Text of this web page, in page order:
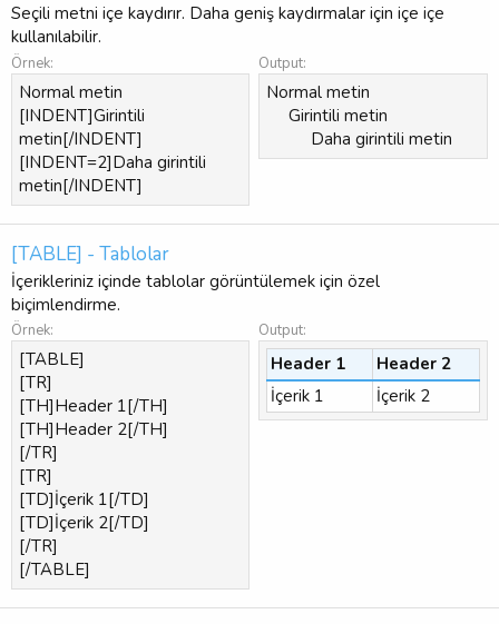
Seçili metni içe kaydırır. Daha geniş kaydırmalar için içe içe
kullanılabilir.
Örnek:
Normal metin
[INDENT]Girintili
metin[/INDENT]
[INDENT=2]Daha girintili
metin[/INDENT]
Output:
Normal metin
Girintili metin​
Daha girintili metin​
[TABLE] - Tablolar
İçerikleriniz içinde tablolar görüntülemek için özel
biçimlendirme.
Örnek:
[TABLE]
[TR]
[TH]Header 1[/TH]
[TH]Header 2[/TH]
[/TR]
[TR]
[TD]İçerik 1[/TD]
[TD]İçerik 2[/TD]
[/TR]
[/TABLE]
Output:
Header 1
Header 2
İçerik 1
İçerik 2